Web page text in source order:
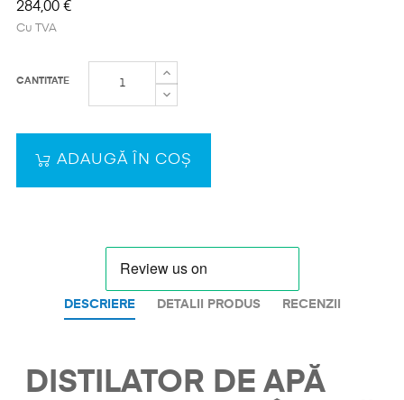
284,00 €
Cu TVA
CANTITATE
ADAUGĂ ÎN COȘ
DESCRIERE DETALII PRODUS RECENZII
DISTILATOR DE APĂ